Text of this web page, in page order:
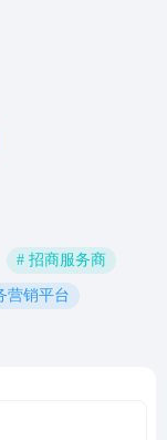
# 招商服务商
营销平台